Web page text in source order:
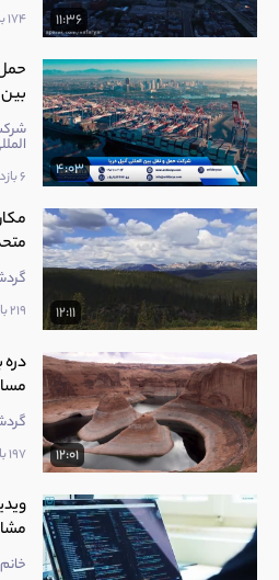
11:36 174 بازدید
4:03
بین
6 بازدید
12:11 219 بازدید
12:01
دره
197 بازدید